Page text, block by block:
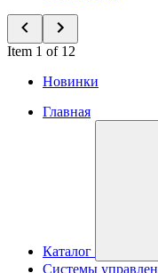
Item 1 of 12
Новинки
Главная
Каталог
Системы